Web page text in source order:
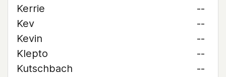
Kerrie
--
Kev
--
Kevin
--
Klepto
--
Kutschbach
--